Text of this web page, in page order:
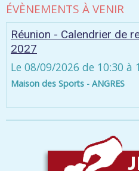
ÉVÈNEMENTS À VENIR
Réunion - Calendrier de
2027
Le 08/09/2026 de 10:30 à
Maison des Sports - ANGRES